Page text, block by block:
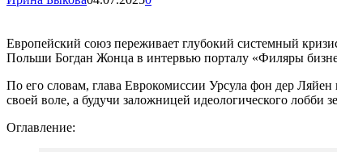
Европейский союз переживает глубокий системный
Польши Богдан Жонца в интервью порталу «Филяры
По его словам, глава Еврокомиссии Урсула фон дер
своей воле, а будучи заложницей идеологического лобби
Оглавление: